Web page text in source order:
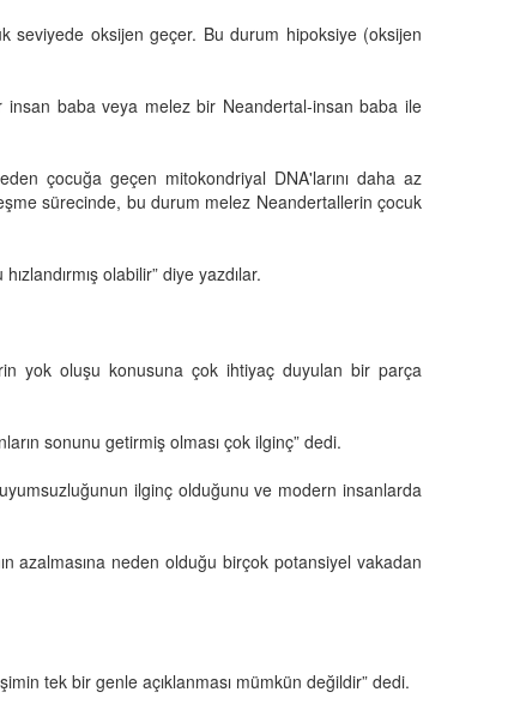
seviyede oksijen geçer. Bu durum hipoksiye (oksijen
insan baba veya melez bir Neandertal-insan baba ile
çocuğa geçen mitokondriyal DNA'larını daha az
sürecinde, bu durum melez Neandertallerin çocuk
olabilir” diye yazdılar.
yok oluşu konusuna çok ihtiyaç duyulan bir parça
sonunu getirmiş olması çok ilginç” dedi.
ilginç olduğunu ve modern insanlarda
azalmasına neden olduğu birçok potansiyel vakadan
tek bir genle açıklanması mümkün değildir” dedi.